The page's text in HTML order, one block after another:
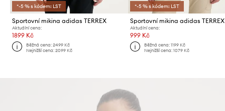
*-5 % s kódem: LST
Sportovní mikina adidas TERREX
Aktuální cena:
1899 Kč
Běžná cena:2499 Kč
Nejnižší cena:2099 Kč
*-5 % s kódem: LST
Aktuální cena:
999 Kč
Běžná cena: 1199 Kč
Nejnižší cena: 1079 Kč